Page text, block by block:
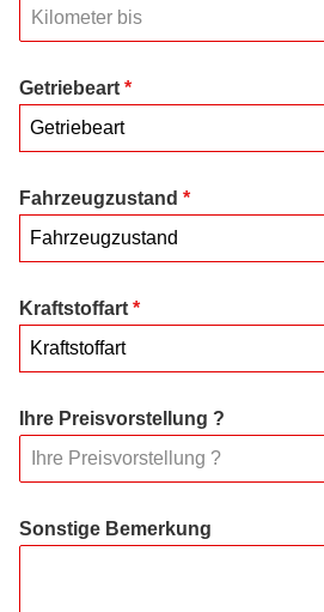
Getriebeart *
Getriebeart
Fahrzeugzustand *
Fahrzeugzustand
Kraftstoffart *
Kraftstoffart
Ihre Preisvorstellung ?
Sonstige Bemerkung